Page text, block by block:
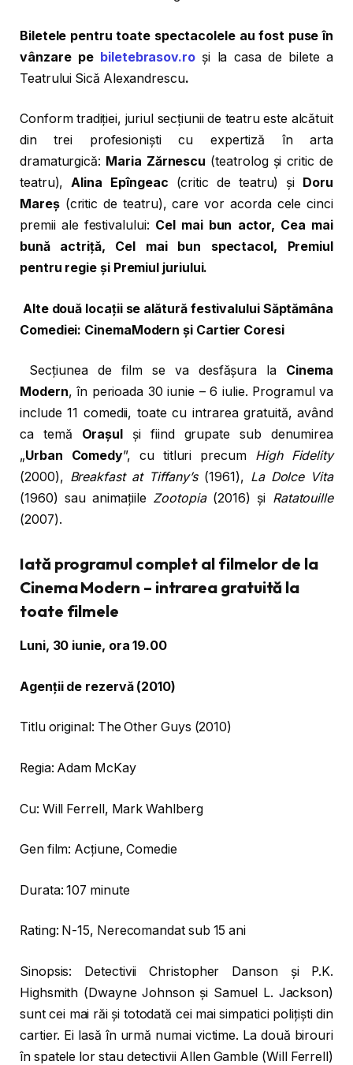
Biletele pentru toate spectacolele au fost puse în
vânzare pe biletebrasov.roși la casa de bilete a
Teatrului Sică Alexandrescu.
Conform tradiției, juriul secțiunii de teatru este alcătuit
din trei profesioniști cu expertiză în arta
dramaturgică: Maria Zărnescu (teatrolog și critic de
teatru),Alina Epîngeac (critic de teatru) și
Doru
Mareș(critic de teatru), care vor acorda cele cinci
premii ale festivalului: Cel mai bun actor, Cea mai
bună actriță, Cel mai bun spectacol, Premiul
pentru regie și Premiul juriului.
Alte două locații se alătură festivalului Săptămâna
Comediei: CinemaModern și Cartier Coresi
Secțiunea de film se va desfășura la Cinema
Modern, în perioada 30 iunie – 6 iulie. Programul va
include 11 comedii, toate cu intrarea gratuită, având
ca temă Orașul
și fiind grupate sub denumirea
„Urban Comedy”, cu titluri precum High Fidelity
(2000), Breakfast at Tiffany’s(1961), La Dolce Vita
(1960) sau animațiile Zootopia(2016) și Ratatouille
(2007).
Iată programul complet al filmelor de la
Cinema Modern – intrarea gratuită la
toate filmele
Luni, 30 iunie, ora 19.00
Agenții de rezervă (2010)
Titlu original: The Other Guys (2010)
Regia: Adam McKay
Cu: Will Ferrell, Mark Wahlberg
Gen film: Acţiune, Comedie
Durata: 107 minute
Rating: N-15, Nerecomandat sub 15 ani
Sinopsis: Detectivii Christopher Danson și P.K.
Highsmith (Dwayne Johnson și Samuel L. Jackson)
sunt cei mai răi și totodată cei mai simpatici polițiști din
cartier. Ei lasă în urmă numai victime. La două birouri
în spatele lor stau detectivii Allen Gamble (Will Ferrell)